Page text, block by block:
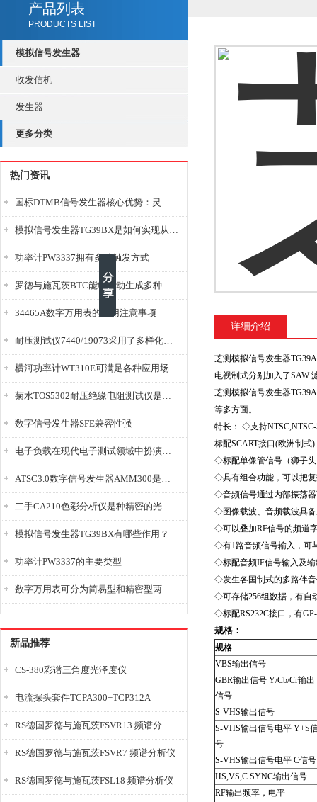
产品列表
PRODUCTS LIST
模拟信号发生器
收发信机
发生器
更多分类
热门资讯
国标DTMB信号发生器核心优势：灵活性与准确性的结合
模拟信号发生器TG39BX是如何实现从直流到交流的波形转换?
功率计PW3337拥有多种触发方式
罗德与施瓦茨BTC能够自动生成多种音视频信号
34465A数字万用表的使用注意事项
耐压测试仪7440/19073采用了多样化的功能设计
横河功率计WT310E可满足各种应用场景的需求
菊水TOS5302耐压绝缘电阻测试仪是种重要的电气安全检测设备
数字信号发生器SFE兼容性强
电子负载在现代电子测试领域中扮演着重要的角色
ATSC3.0数字信号发生器AMM300是能够产生各种数字信号的电子设备
二手CA210色彩分析仪是种精密的光学测量仪器
模拟信号发生器TG39BX有哪些作用？
功率计PW3337的主要类型
数字万用表可分为简易型和精密型两大类
新品推荐
CS-380彩谱三角度光泽度仪
电流探头套件TCPA300+TCP312A
RS德国罗德与施瓦茨FSVR13 频谱分析仪
RS德国罗德与施瓦茨FSVR7 频谱分析仪
RS德国罗德与施瓦茨FSL18 频谱分析仪
详细介绍
芝测模拟信号发生器
电视制式分别加入了SAW
芝测模拟信号发生器
等多方面。
特长： ◇支持
标配SCART接口(欧洲制式
◇标配单像管信号（狮子头
◇具有组合功能，可以把
◇音频信号通过内部振荡器
◇图像载波、音频载波具
◇可以叠加RF信号的频道
◇有1路音频信号输入，可
◇标配音频IF信号输入及输
◇发生各国制式的多路伴
◇可存储256组数据，有自
◇标配RS232C接口，有
规格：
规格
VBS输出信号
GBR输出信号 Y/Cb/Cr输出
信号
S-VHS输出信号
S-VHS输出信号电平 Y+S
号
S-VHS输出信号电平 C信号
HS,VS,C.SYNC输出信号
RF输出频率，电平